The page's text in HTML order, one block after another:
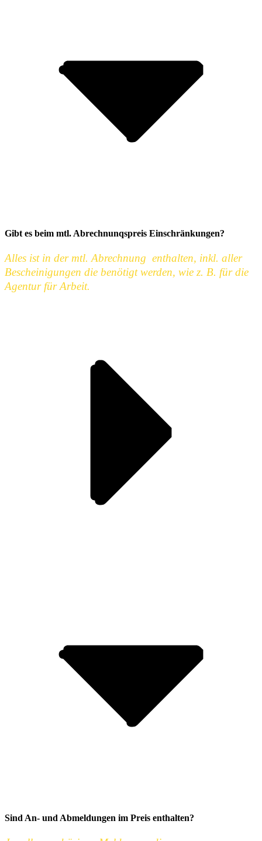
Gibt es beim mtl. Abrechnunqspreis Einschränkungen?
Alles ist in der mtl. Abrechnung enthalten, inkl. aller
Bescheinigungen die benötigt werden, wie z. B. für die
Agentur für Arbeit.
Sind An- und Abmeldungen im Preis enthalten?